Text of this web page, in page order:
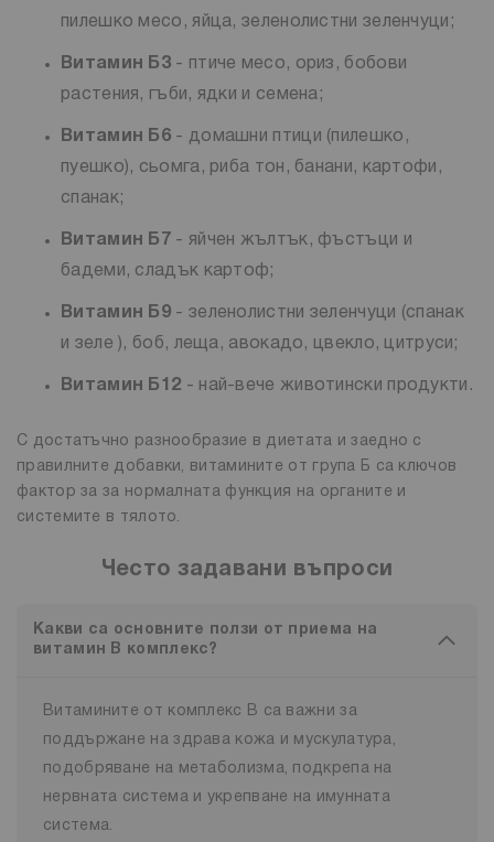
пилешко месо, яйца, зеленолистни зеленчуци;
Витамин Б3 - птиче месо, ориз, бобови
растения, гъби, ядки и семена;
Витамин Б6 - домашни птици (пилешко,
пуешко), сьомга, риба тон, банани, картофи,
спанак;
Витамин Б7 - яйчен жълтък, фъстъци и
бадеми, сладък картоф;
Витамин Б9 - зеленолистни зеленчуци (спанак
и зеле ), боб, леща, авокадо, цвекло, цитруси;
Витамин Б12 - най-вече животински продукти.
С достатъчно разнообразие в диетата и заедно с
правилните добавки, витамините от група Б са ключов
фактор за за нормалната функция на органите и
системите в тялото.
Често задавани въпроси
Какви са основните ползи от приема на
витамин B комплекс?
Витамините от комплекс В са важни за
поддържане на здрава кожа и мускулатура,
подобряване на метаболизма, подкрепа на
нервната система и укрепване на имунната
система.